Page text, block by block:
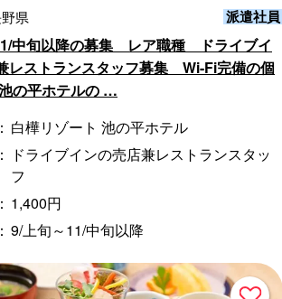
県 派遣社員
中旬以降の募集 レア職種 ドライブイ
レストランスタッフ募集 Wi-Fi完備の個
の平ホテルの …
白樺リゾート 池の平ホテル
ドライブインの売店兼レストランスタッ
フ
1,400円
9/上旬～11/中旬以降